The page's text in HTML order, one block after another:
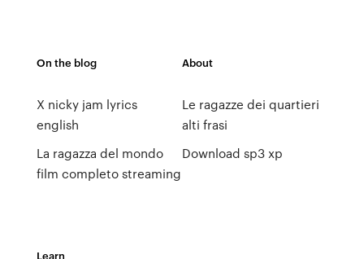
On the blog
X nicky jam lyrics
english
La ragazza del mondo
film completo streaming
About
Le ragazze dei quartieri
alti frasi
Download sp3 xp
Learn